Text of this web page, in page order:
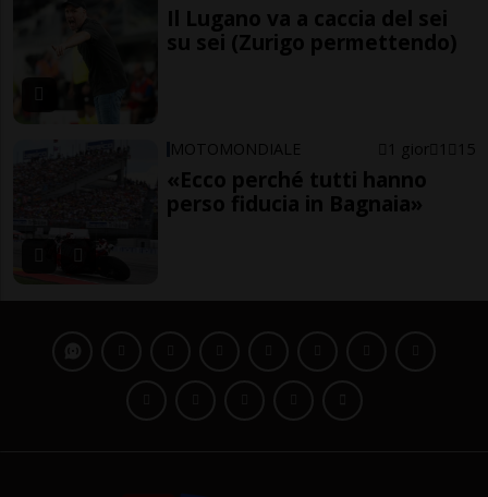
Il Lugano va a caccia del sei
su sei (Zurigo permettendo)
MOTOMONDIALE 1 gior 1 15
«Ecco perché tutti hanno
perso fiducia in Bagnaia»